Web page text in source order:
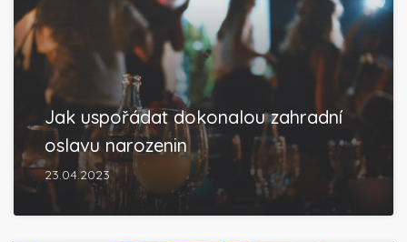
Jak uspořádat dokonalou zahradní
oslavu narozenin
23.04.2023